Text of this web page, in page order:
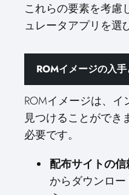
これらの要素を考慮
ュレータアプリを選
ROMイメージの入
ROMイメージは、
見つけることができ
必要です。
配布サイトの
からダウンロ